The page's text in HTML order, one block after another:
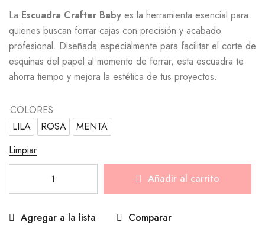
La Escuadra Crafter Baby es la herramienta esencial para
quienes buscan forrar cajas con precisión y acabado
profesional. Diseñada especialmente para facilitar el corte de
esquinas del papel al momento de forrar, esta escuadra te
ahorra tiempo y mejora la estética de tus proyectos.
COLORES
LILA
ROSA
MENTA
Limpiar
Añadir al carrito
Agregar a la lista Comparar